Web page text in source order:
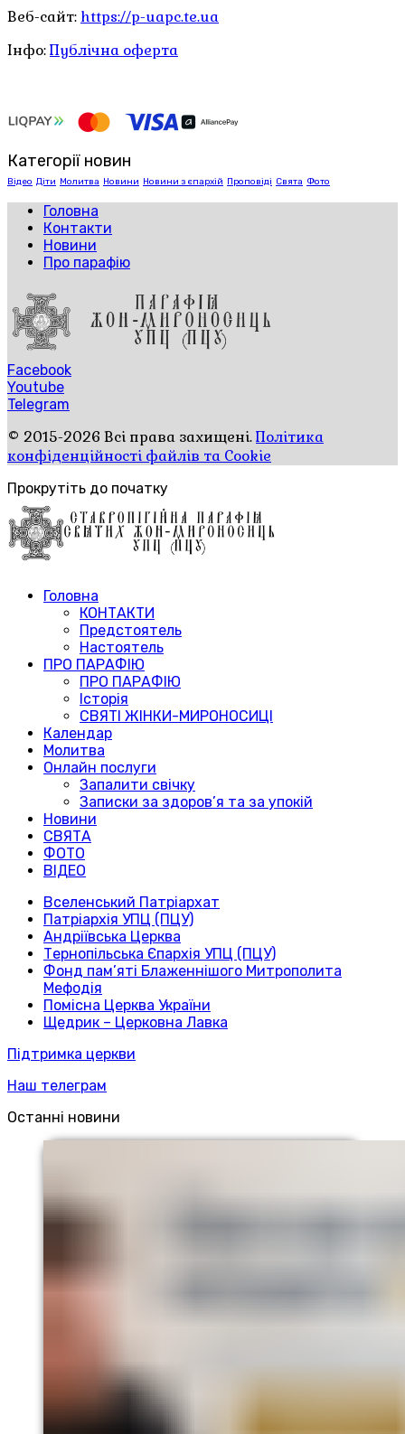
Веб-сайт: https://p-uapc.te.ua
Інфо:Публічна оферта
Категорії новин
Відео Діти Молитва Новини Новини з єпархій Проповіді Свята Фото
Головна
Контакти
Новини
Про парафію
Facebook
Youtube
Telegram
© 2015-2026 Всі права захищені.Політика
конфіденційності файлів та Cookie
Прокрутіть до початку
Головна
КОНТАКТИ
Предстоятель
Настоятель
ПРО ПАРАФІЮ
ПРО ПАРАФІЮ
Історія
СВЯТІ ЖІНКИ-МИРОНОСИЦІ
Календар
Молитва
Онлайн послуги
Запалити свічку
Записки за здоров’я та за упокій
Новини
СВЯТА
ФОТО
ВІДЕО
Вселенський Патріархат
Патріархія УПЦ (ПЦУ)
Андріївська Церква
Тернопільська Єпархія УПЦ (ПЦУ)
Фонд пам’яті Блаженнішого Митрополита
Мефодія
Помісна Церква України
Щедрик – Церковна Лавка
Підтримка церкви
Наш телеграм
Останні новини